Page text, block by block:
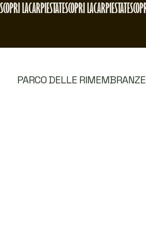
SCOPRI LACARPIESTATE
PARCO DELLE RIMEMBRANZE